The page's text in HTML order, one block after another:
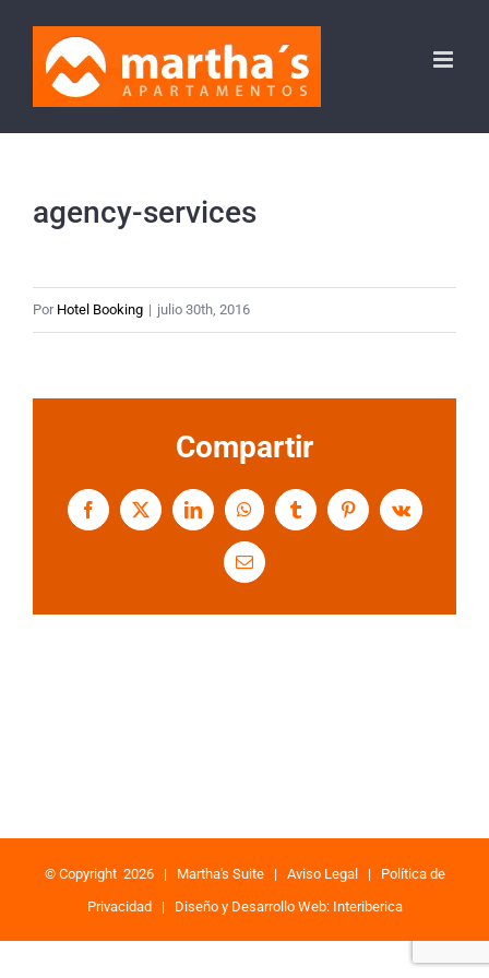
contenido
agency-services
Por Hotel Booking | julio 30th, 2016
Compartir
Facebook
X LinkedInWhatsAppTumblr PinterestVk
Correo
electrónico
© Copyright 2026 | Martha's Suite| Aviso Legal | Política de
Privacidad | Diseño y Desarrollo Web: Interiberica